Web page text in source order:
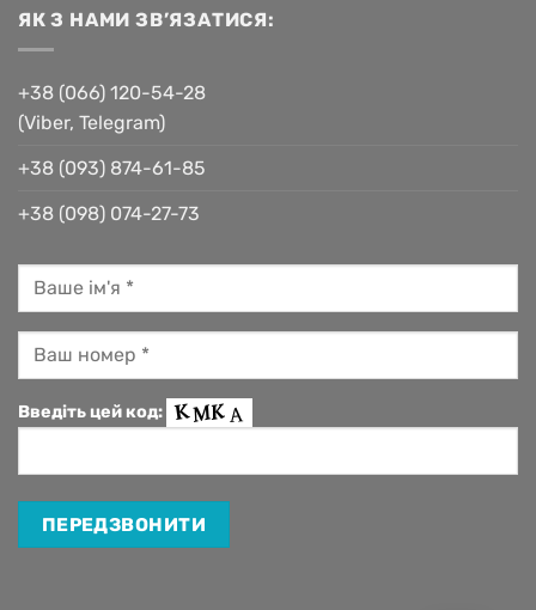
ЯК З НАМИ ЗВ’ЯЗАТИСЯ:
+38 (066) 120-54-28
(Viber, Telegram)
+38 (093) 874-61-85
+38 (098) 074-27-73
Введіть цей код: